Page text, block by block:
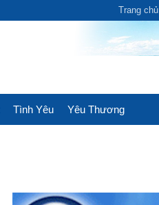
Trang chủ
Tình Yêu Yêu Thương